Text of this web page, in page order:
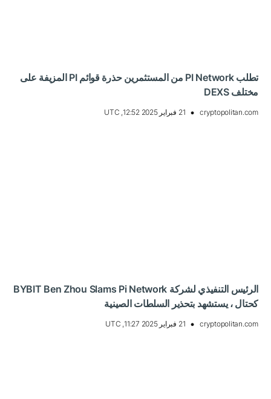
تطلب PI Network من المستثمرين حذرة قوائم PI المزيفة على
مختلف DEXS
cryptopolitan.com 21 فبراير 2025 12:52, UTC
الرئيس التنفيذي لشركة BYBIT Ben Zhou Slams Pi Network
كحتال ، يستشهد بتحذير السلطات الصينية
cryptopolitan.com 21 فبراير 2025 11:27, UTC